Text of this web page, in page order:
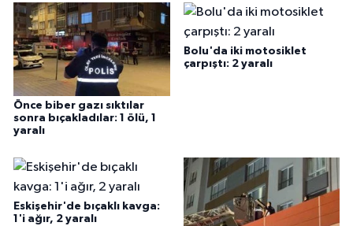
Önce biber gazı sıktılar
sonra bıçakladılar: 1 ölü, 1
yaralı
Bolu'da iki motosiklet
çarpıştı: 2 yaralı
Eskişehir'de bıçaklı kavga:
1'i ağır, 2 yaralı